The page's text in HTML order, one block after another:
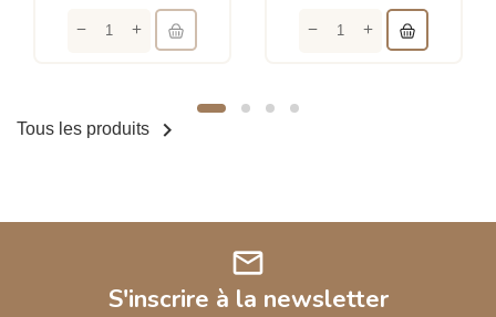
Tous les produits 
mail
S'inscrire à la newsletter